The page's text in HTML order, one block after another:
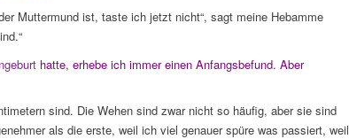
Muttermund ist, taste ich jetzt nicht“, sagt meine Hebamme
hatte, erhebe ich immer einen Anfangsbefund. Aber
sind. Die Wehen sind zwar nicht so häufig, aber sie sind
als die erste, weil ich viel genauer spüre was passiert, weil